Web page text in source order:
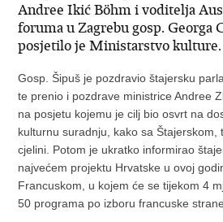
Andree Ikić Böhm i voditelja
foruma u Zagrebu gosp. Georga
posjetilo je Ministarstvo kulture.
Gosp. Šipuš je pozdravio štajersku
te prenio i pozdrave ministrice Andree
na posjetu kojemu je cilj bio osvrt na
kulturnu suradnju, kako sa Štajerskom,
cjelini. Potom je ukratko informirao
najvećem projektu Hrvatske u ovoj
Francuskom, u kojem će se tijekom 4
50 programa po izboru francuske strane.